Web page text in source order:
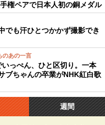
権ペアで日本人初の銅メダル
でも汗ひとつかかず撮影でき
のあの一言
っぺん、ひと区切り。一本
ブちゃんの卒業がNHK紅白歌
週間